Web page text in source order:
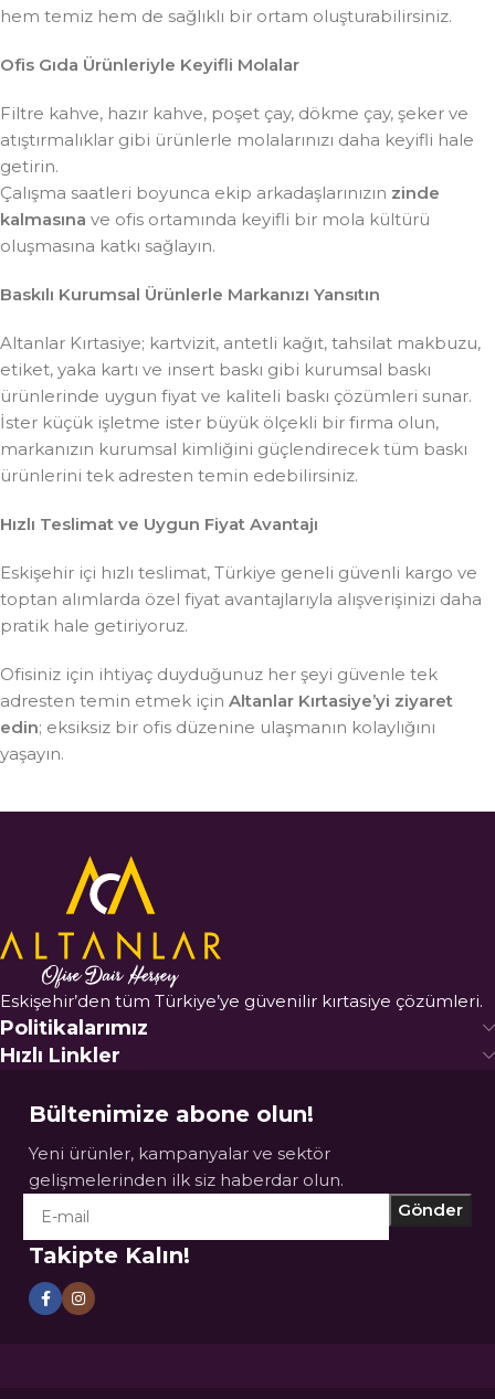
hem temiz hem de sağlıklı bir ortam oluşturabilirsiniz.
Ofis Gıda Ürünleriyle Keyifli Molalar
Filtre kahve, hazır kahve, poşet çay, dökme çay, şeker ve
atıştırmalıklar gibi ürünlerle molalarınızı daha keyifli hale
getirin.
Çalışma saatleri boyunca ekip arkadaşlarınızın zinde
kalmasına ve ofis ortamında keyifli bir mola kültürü
oluşmasına katkı sağlayın.
Baskılı Kurumsal Ürünlerle Markanızı Yansıtın
Altanlar Kırtasiye; kartvizit, antetli kağıt, tahsilat makbuzu,
etiket, yaka kartı ve insert baskı gibi kurumsal baskı
ürünlerinde uygun fiyat ve kaliteli baskı çözümleri sunar.
İster küçük işletme ister büyük ölçekli bir firma olun,
markanızın kurumsal kimliğini güçlendirecek tüm baskı
ürünlerini tek adresten temin edebilirsiniz.
Hızlı Teslimat ve Uygun Fiyat Avantajı
Eskişehir içi hızlı teslimat, Türkiye geneli güvenli kargo ve
toptan alımlarda özel fiyat avantajlarıyla alışverişinizi daha
pratik hale getiriyoruz.
Ofisiniz için ihtiyaç duyduğunuz her şeyi güvenle tek
adresten temin etmek için Altanlar Kırtasiye’yi ziyaret
edin; eksiksiz bir ofis düzenine ulaşmanın kolaylığını
yaşayın.
Eskişehir’den tüm Türkiye’ye güvenilir kırtasiye çözümleri.
Politikalarımız
Hızlı Linkler
Bültenimize abone olun!
Yeni ürünler, kampanyalar ve sektör
gelişmelerinden ilk siz haberdar olun.
Takipte Kalın!